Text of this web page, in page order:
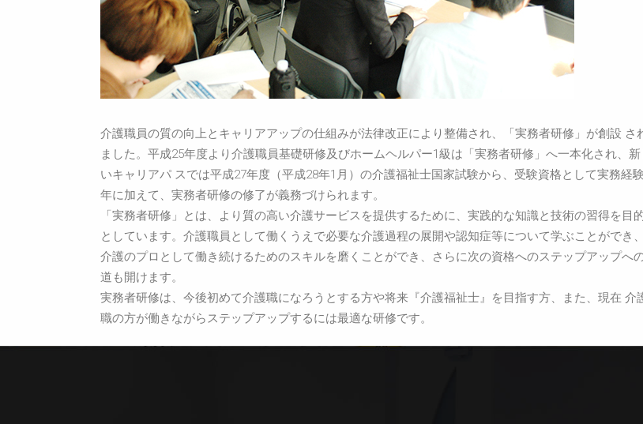
介護職員の質の向上とキャリアアップの仕組みが法律改正により整備され、「実務者研修」が創設 さ
ました。平成25年度より介護職員基礎研修及びホームヘルパー1級は「実務者研修」へ一本化され、新
いキャリアパ スでは平成27年度（平成28年1月）の介護福祉士国家試験から、受験資格として実務経
年に加えて、実務者研修の修了が義務づけられます。
「実務者研修」とは、より質の高い介護サービスを提供するために、実践的な知識と技術の習得を目
としています。介護職員として働くうえで必要な介護過程の展開や認知症等について学ぶことができ、
介護のプロとして働き続けるためのスキルを磨くことができ、さらに次の資格へのステップアップへ
道も開けます。
実務者研修は、今後初めて介護職になろうとする方や将来『介護福祉士』を目指す方、また、現在 介
職の方が働きながらステップアップするには最適な研修です。